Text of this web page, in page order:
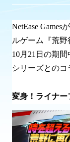
NetEase
ルゲーム『荒野
10月21日の期
シリーズとのコ
変身！ライナー